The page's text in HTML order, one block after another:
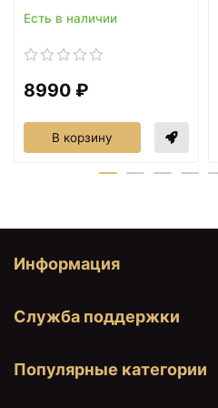
Есть в наличии
8990 ₽
В корзину
Информация
Служба поддержки
Популярные категории